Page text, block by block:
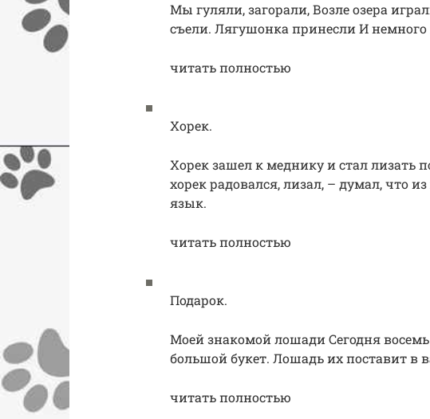
Мы гуляли, загорали, Возле озера
съели. Лягушонка принесли И немного
читать полностью
Хорек.
Хорек зашел к меднику и стал лизать
хорек радовался, лизал, – думал, что
язык.
читать полностью
Подарок.
Моей знакомой лошади Сегодня
большой букет. Лошадь их поставит в
читать полностью